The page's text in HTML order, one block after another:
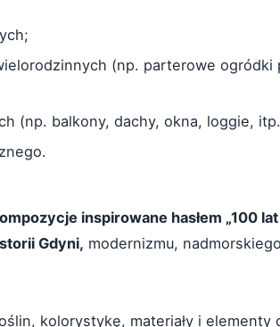
(np. parterowe ogródki
(np. balkony, dachy, okna, loggie,
inspirowane hasłem „100
Gdyni, modernizmu,
kolorystykę, materiały i elementy